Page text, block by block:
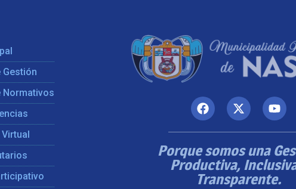
Gestión
Normativos
Porque somos una
Productiva,
Transparente.